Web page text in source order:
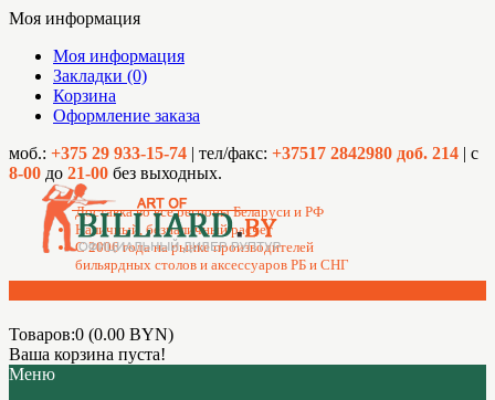
Моя информация
Моя информация
Закладки (0)
Корзина
Оформление заказа
моб.: +375 29 933-15-74 | тел/факс: +37517 2842980 доб. 214 | с
8-00 до 21-00 без выходных.
Доставка во все регионы Беларуси и РФ
Наличный, безналичный расчет
C 2006 года на рынке производителей
бильярдных столов и аксессуаров РБ и СНГ
Товаров:0 (0.00 BYN)
Ваша корзина пуста!
Меню